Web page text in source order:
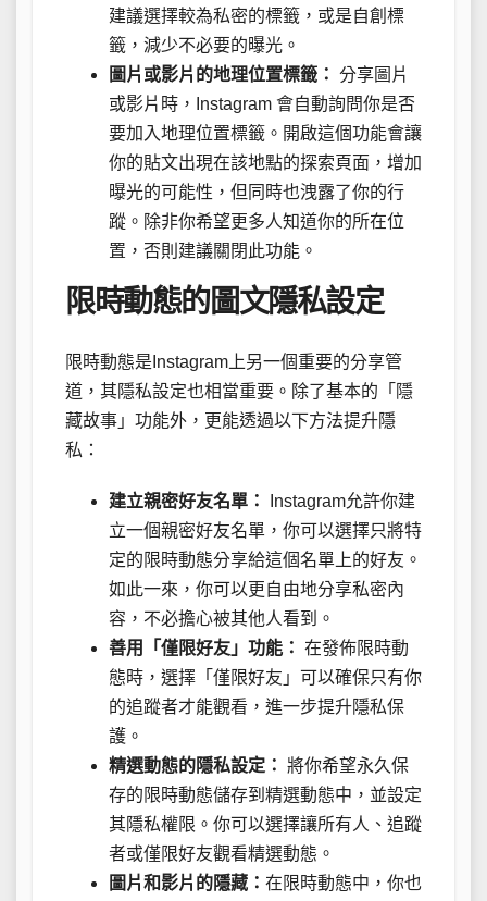
建議選擇較為私密的標籤，或是自創標
籤，減少不必要的曝光。
圖片或影片的地理位置標籤： 分享圖片
或影片時，Instagram 會自動詢問你是否
要加入地理位置標籤。開啟這個功能會讓
你的貼文出現在該地點的探索頁面，增加
曝光的可能性，但同時也洩露了你的行
蹤。除非你希望更多人知道你的所在位
置，否則建議關閉此功能。
限時動態的圖文隱私設定
限時動態是Instagram上另一個重要的分享管
道，其隱私設定也相當重要。除了基本的「隱
藏故事」功能外，更能透過以下方法提升隱
私：
建立親密好友名單：
Instagram允許你建
立一個親密好友名單，你可以選擇只將特
定的限時動態分享給這個名單上的好友。
如此一來，你可以更自由地分享私密內
容，不必擔心被其他人看到。
善用「僅限好友」功能： 在發佈限時動
態時，選擇「僅限好友」可以確保只有你
的追蹤者才能觀看，進一步提升隱私保
護。
精選動態的隱私設定： 將你希望永久保
存的限時動態儲存到精選動態中，並設定
其隱私權限。你可以選擇讓所有人、追蹤
者或僅限好友觀看精選動態。
圖片和影片的隱藏： 在限時動態中，你也